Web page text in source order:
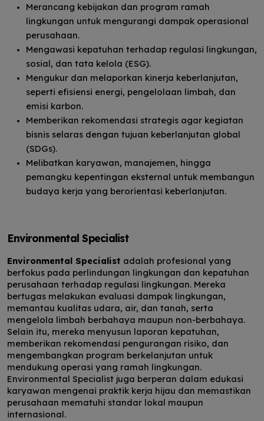
Merancang kebijakan dan program ramah
lingkungan untuk mengurangi dampak operasional
perusahaan.
Mengawasi kepatuhan terhadap regulasi lingkungan,
sosial, dan tata kelola (ESG).
Mengukur dan melaporkan kinerja keberlanjutan,
seperti efisiensi energi, pengelolaan limbah, dan
emisi karbon.
Memberikan rekomendasi strategis agar kegiatan
bisnis selaras dengan tujuan keberlanjutan global
(SDGs).
Melibatkan karyawan, manajemen, hingga
pemangku kepentingan eksternal untuk membangun
budaya kerja yang berorientasi keberlanjutan.
Environmental Specialist
Environmental Specialist adalah profesional yang
berfokus pada perlindungan lingkungan dan kepatuhan
perusahaan terhadap regulasi lingkungan. Mereka
bertugas melakukan evaluasi dampak lingkungan,
memantau kualitas udara, air, dan tanah, serta
mengelola limbah berbahaya maupun non-berbahaya.
Selain itu, mereka menyusun laporan kepatuhan,
memberikan rekomendasi pengurangan risiko, dan
mengembangkan program berkelanjutan untuk
mendukung operasi yang ramah lingkungan.
Environmental Specialist juga berperan dalam edukasi
karyawan mengenai praktik kerja hijau dan memastikan
perusahaan mematuhi standar lokal maupun
internasional.